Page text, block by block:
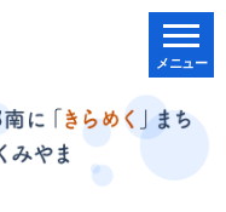
メニュー